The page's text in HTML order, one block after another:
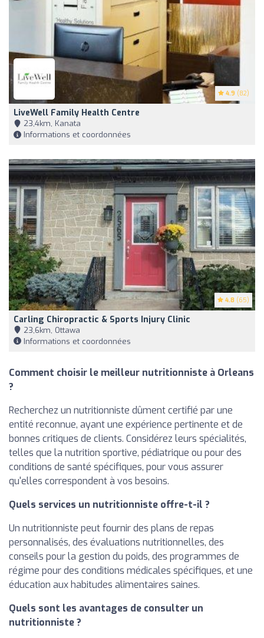
4.9 (82)
LiveWell Family Health Centre
23,4km, Kanata
Informations et coordonnées
4.8 (65)
Carling Chiropractic & Sports Injury Clinic
23,6km, Ottawa
Informations et coordonnées
Comment choisir le meilleur nutritionniste à Orleans
?
Recherchez un nutritionniste dûment certifié par une
entité reconnue, ayant une expérience pertinente et de
bonnes critiques de clients. Considérez leurs spécialités,
telles que la nutrition sportive, pédiatrique ou pour des
conditions de santé spécifiques, pour vous assurer
qu'elles correspondent à vos besoins.
Quels services un nutritionniste offre-t-il ?
Un nutritionniste peut fournir des plans de repas
personnalisés, des évaluations nutritionnelles, des
conseils pour la gestion du poids, des programmes de
régime pour des conditions médicales spécifiques, et une
éducation aux habitudes alimentaires saines.
Quels sont les avantages de consulter un
nutritionniste ?